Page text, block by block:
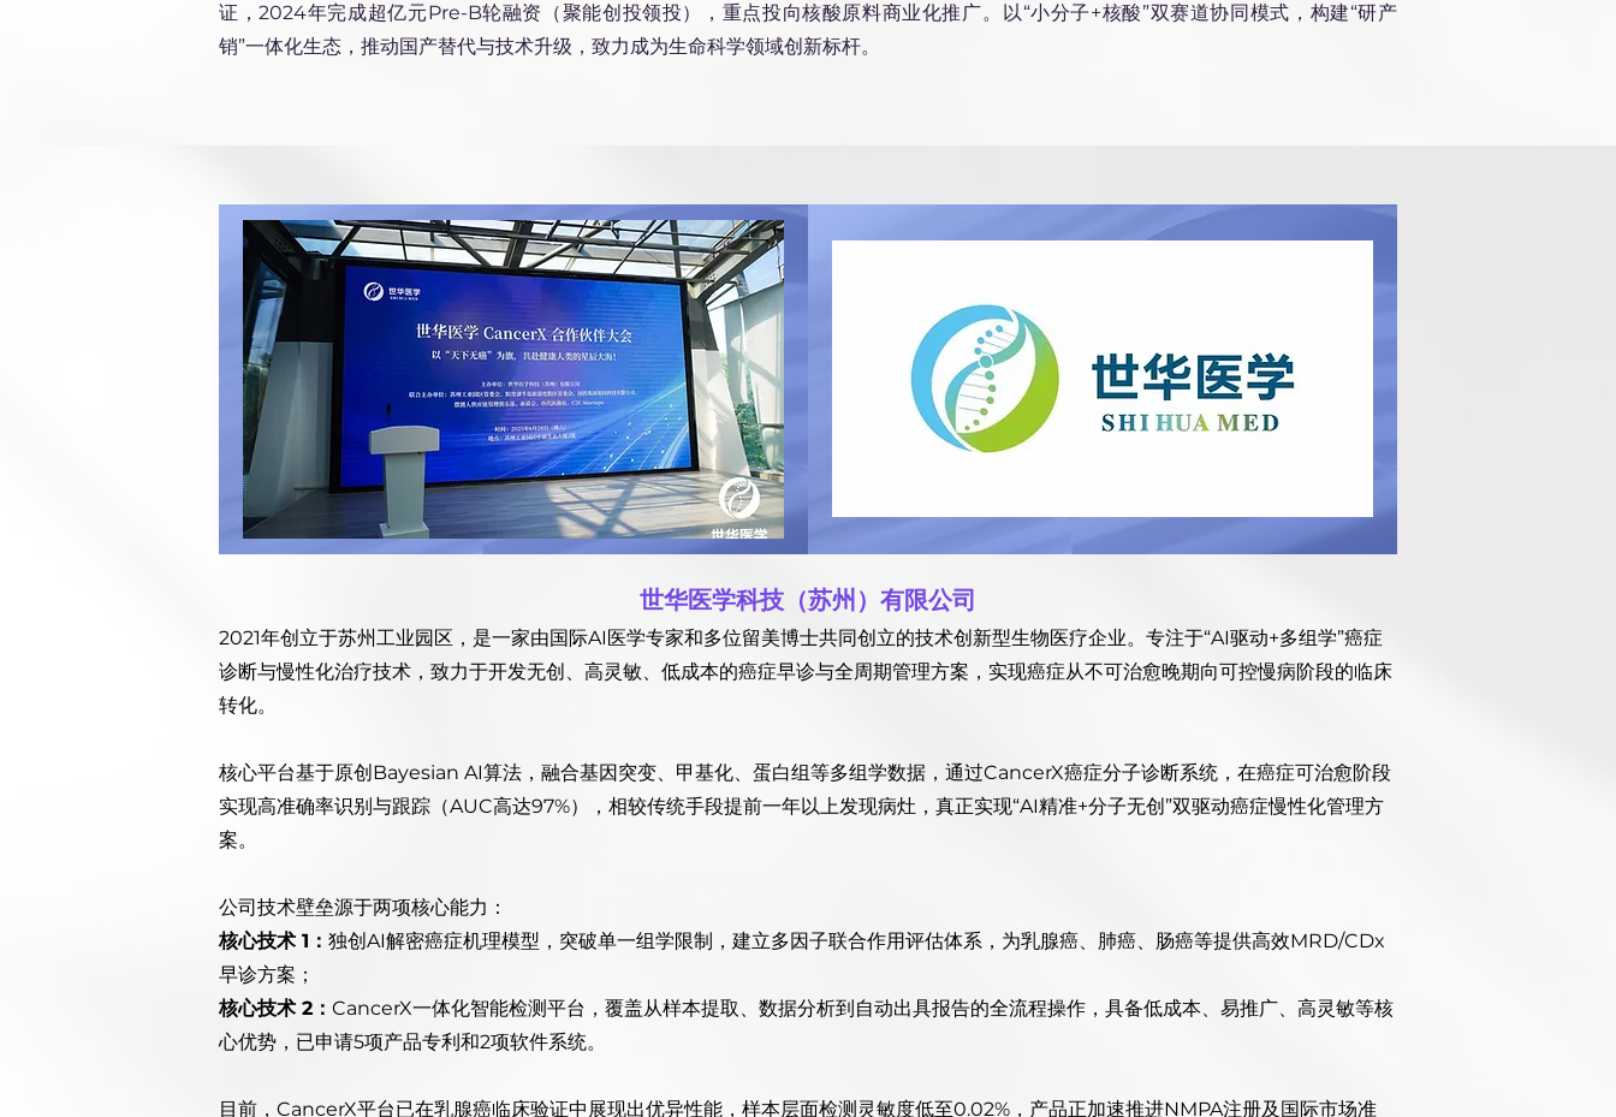
证，2024年完成超亿元Pre-B轮融资（聚能创投领投），重点投向核酸原料商业化推广。 以“小分子+核酸”双赛道协同模式，构建“研产
销”一体化生态，推动国产替代与技术升级，致力成为生命科学领域创新标杆。
世华医学科技（苏州）有限公司
2021年创立于苏州工业园区，是一家由国际AI医学专家和多位留美博士共同创立的技术创新型生物医疗企业。专注于“AI驱动+多组学”癌症
诊断与慢性化治疗技术，致力于开发无创、高灵敏、低成本的癌症早诊与全周期管理方案，实现癌症从不可治愈晚期向可控慢病阶段的临床
转化。
核心平台基于原创Bayesian AI算法，融合基因突变、甲基化、蛋白组等多组学数据，通过CancerX癌症分子诊断系统，在癌症可治愈阶段
实现高准确率识别与跟踪（AUC高达97%），相较传统手段提前一年以上发现病灶，真正实现“AI精准+分子无创”双驱动癌症慢性化管理方
案。
公司技术壁垒源于两项核心能力：
核心技术 1： 独创AI解密癌症机理模型，突破单一组学限制，建立多因子联合作用评估体系，为乳腺癌、肺癌、肠癌等提供高效MRD/CDx
早诊方案；
核心技术 2： CancerX一体化智能检测平台，覆盖从样本提取、数据分析到自动出具报告的全流程操作，具备低成本、易推广、高灵敏等核
心优势，已申请5项产品专利和2项软件系统。
目前，CancerX平台已在乳腺癌临床验证中展现出优异性能，样本层面检测灵敏度低至0.02%，产品正加速推进NMPA注册及国际市场准